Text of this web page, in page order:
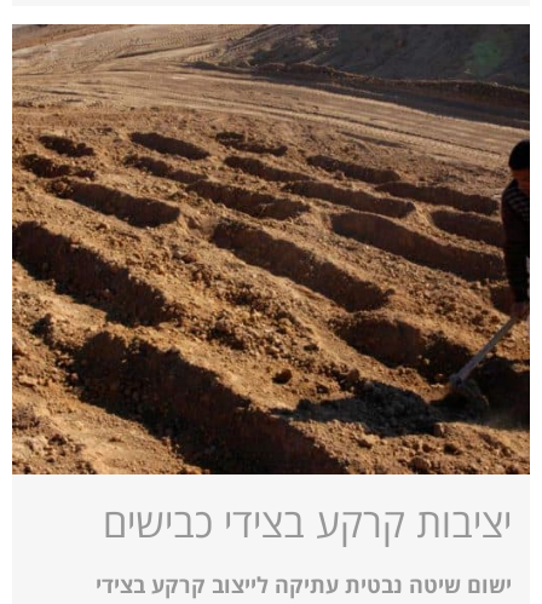
יציבות קרקע בצידי כבישים
ישום שיטה נבטית עתיקה לייצוב קרקע בצידי